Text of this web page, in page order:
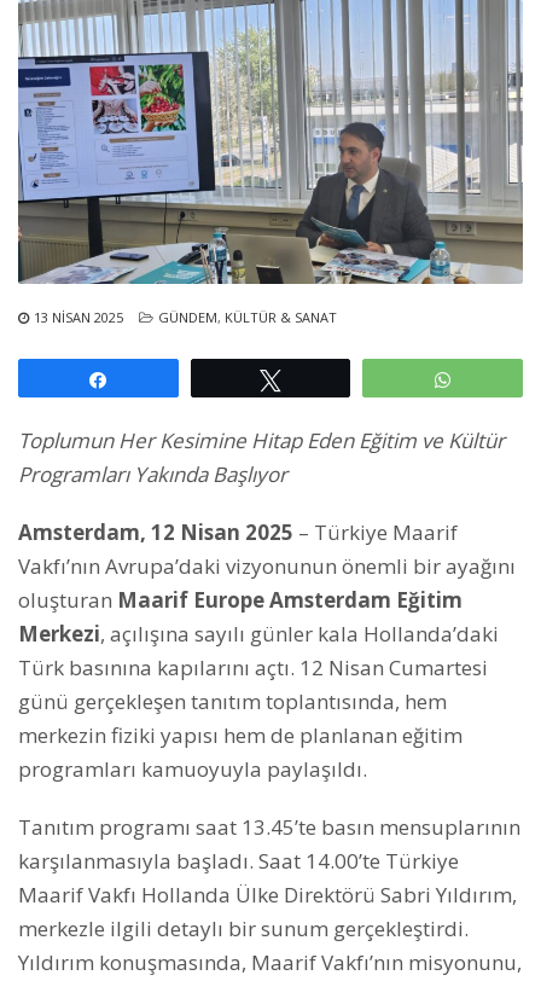
13 NISAN 2025 GÜNDEM, KÜLTÜR & SANAT
Toplumun Her Kesimine Hitap Eden Eğitim ve Kültür
Programları Yakında Başlıyor
Amsterdam, 12 Nisan 2025 – Türkiye Maarif
Vakfı’nın Avrupa’daki vizyonunun önemli bir ayağını
oluşturan Maarif Europe Amsterdam Eğitim
Merkezi, açılışına sayılı günler kala Hollanda’daki
Türk basınına kapılarını açtı. 12 Nisan Cumartesi
günü gerçekleşen tanıtım toplantısında, hem
merkezin fiziki yapısı hem de planlanan eğitim
programları kamuoyuyla paylaşıldı.
Tanıtım programı saat 13.45’te basın mensuplarının
karşılanmasıyla başladı. Saat 14.00’te Türkiye
Maarif Vakfı Hollanda Ülke Direktörü Sabri Yıldırım,
merkezle ilgili detaylı bir sunum gerçekleştirdi.
Yıldırım konuşmasında, Maarif Vakfı’nın misyonunu,